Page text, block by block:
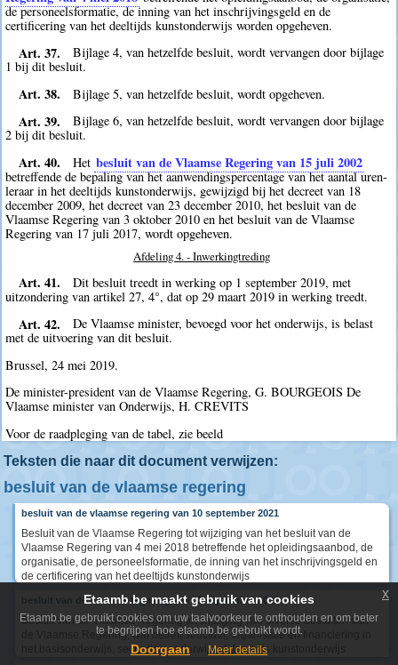
de personeelsformatie, de inning van het inschrijvingsgeld en de
certificering van het deeltijds kunstonderwijs worden opgeheven.
Art. 37.
Bijlage 4, van hetzelfde besluit, wordt vervangen door bijlage
1 bij dit besluit.
Art. 38. Bijlage 5, van hetzelfde besluit, wordt opgeheven.
Art. 39.
Bijlage 6, van hetzelfde besluit, wordt vervangen door bijlage
2 bij dit besluit.
Art. 40. Het besluit van de Vlaamse Regering van 15 juli 2002
betreffende de bepaling van het aanwendingspercentage van het aantal uren-
leraar in het deeltijds kunstonderwijs, gewijzigd bij het decreet van 18
december 2009, het decreet van 23 december 2010, het besluit van de
Vlaamse Regering van 3 oktober 2010 en het besluit van de Vlaamse
Regering van 17 juli 2017, wordt opgeheven.
Afdeling 4. - Inwerkingtreding
Art. 41.
Dit besluit treedt in werking op 1 september 2019, met
uitzondering van artikel 27, 4°, dat op 29 maart 2019 in werking treedt.
Art. 42.
De Vlaamse minister, bevoegd voor het onderwijs, is belast
met de uitvoering van dit besluit.
Brussel, 24 mei 2019.
De minister-president van de Vlaamse Regering, G. BOURGEOIS De
Vlaamse minister van Onderwijs, H. CREVITS
Voor de raadpleging van de tabel, zie beeld
Teksten die naar dit document verwijzen:
besluit van de vlaamse regering
besluit van de vlaamse regering van 10 september 2021
Besluit van de Vlaamse Regering tot wijziging van het besluit van de
Vlaamse Regering van 4 mei 2018 betreffende het opleidingsaanbod, de
organisatie, de personeelsformatie, de inning van het inschrijvingsgeld en
de certificering van het deeltijds kunstonderwijs
besluit van de vlaamse regering van 02 september 2022
Besluit van de Vlaamse Regering tot wijziging van diverse besluiten van
de Vlaamse Regering, wat betreft structuur, organisatie en financiering in
het basisonderwijs, secundair onderwijs of deeltijds kunstonderwijs
Etaamb.be maakt gebruik van cookies
Etaamb.be gebruikt cookies om uw taalvoorkeur te onthouden en om beter
te begrijpen hoe etaamb.be gebruikt wordt.
Doorgaan Meer details
x